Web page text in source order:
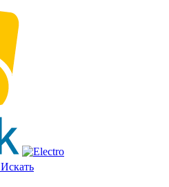
Искать